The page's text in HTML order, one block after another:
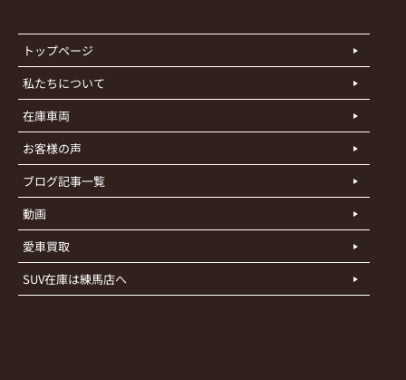
トップページ
私たちについて
在庫車両
お客様の声
ブログ記事一覧
動画
愛車買取
SUV在庫は練馬店へ